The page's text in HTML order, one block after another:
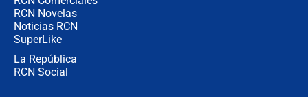
RCN Novelas
Noticias RCN
SuperLike
La República
RCN Social